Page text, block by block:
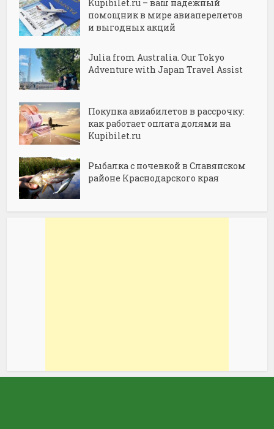
Kupibilet.ru – ваш надежный
помощник в мире авиаперелетов
и выгодных акций
Julia from Australia. Our Tokyo
Adventure with Japan Travel Assist
Покупка авиабилетов в рассрочку:
как работает оплата долями на
Kupibilet.ru
Рыбалка с ночевкой в Славянском
районе Краснодарского края